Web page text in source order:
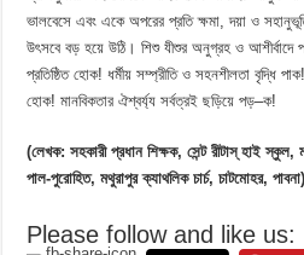
ভালবেসে এবং একে অপরের প্রতি ক্ষমা, দয়া ও
উৎসবে বড় হয়ে উঠি। শিশু যীশুর অনুগ্রহ ও আশীর্বাদে
প্রতিষ্ঠিত হোক! ধর্মীয় সম্প্রীতি ও সহনশীলতা বৃদ্ধি
হোক! মানবিকতার ঐশ্বর্য্য সর্বত্রই ছড়িয়ে পড়–ক!
(লেখক: সহকারী প্রধান শিক্ষক, সেন্ট রীটাস্ হাই স্কুল,
পাল-পুরোহিত, মথুরাপুর ক্যাথলিক চার্চ, চাটমোহর,
Please follow and like us: